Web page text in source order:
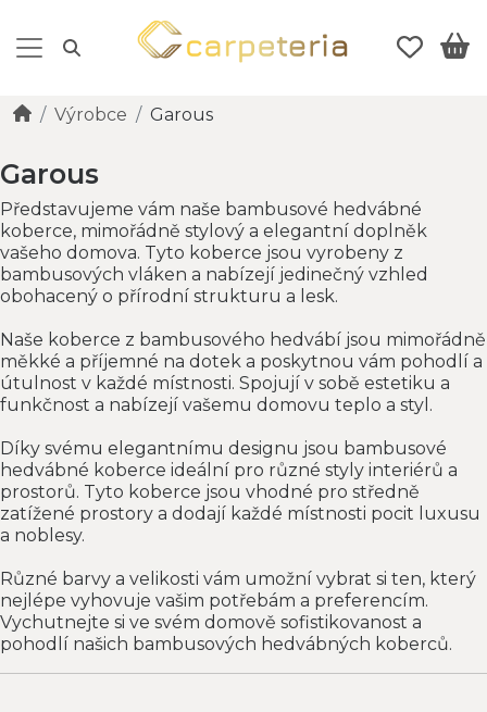
Výrobce Garous
Garous
Představujeme vám naše bambusové hedvábné
koberce, mimořádně stylový a elegantní doplněk
vašeho domova. Tyto koberce jsou vyrobeny z
bambusových vláken a nabízejí jedinečný vzhled
obohacený o přírodní strukturu a lesk.
Naše koberce z bambusového hedvábí jsou mimořádně
měkké a příjemné na dotek a poskytnou vám pohodlí a
útulnost v každé místnosti. Spojují v sobě estetiku a
funkčnost a nabízejí vašemu domovu teplo a styl.
Díky svému elegantnímu designu jsou bambusové
hedvábné koberce ideální pro různé styly interiérů a
prostorů. Tyto koberce jsou vhodné pro středně
zatížené prostory a dodají každé místnosti pocit luxusu
a noblesy.
Různé barvy a velikosti vám umožní vybrat si ten, který
nejlépe vyhovuje vašim potřebám a preferencím.
Vychutnejte si ve svém domově sofistikovanost a
pohodlí našich bambusových hedvábných koberců.